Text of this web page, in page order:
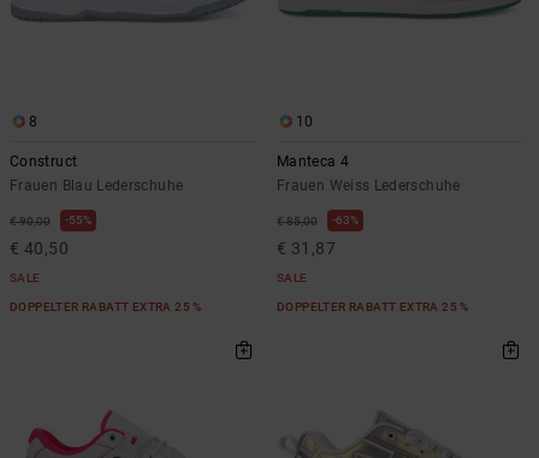
8
Construct
Frauen Blau Lederschuhe
€ 90,00 55%
€ 40,50
SALE
DOPPELTER RABATT EXTRA 25 %
10
Manteca 4
Frauen Weiss Lederschuhe
€ 85,00 63%
€ 31,87
SALE
DOPPELTER RABATT EXTRA 25 %